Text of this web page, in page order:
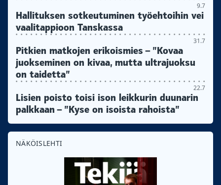
9.7
Hallituksen sotkeutuminen työehtoihin vei
vaalitappioon Tanskassa
31.7
Pitkien matkojen erikoismies – ”Kovaa
juokseminen on kivaa, mutta ultrajuoksu
on taidetta”
22.7
Lisien poisto toisi ison leikkurin duunarin
palkkaan – ”Kyse on isoista rahoista”
NÄKÖISLEHTI